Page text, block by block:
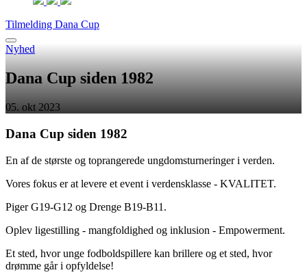
Tilmelding Dana Cup
Nyhed
Dana Cup siden 1982
05. okt 2023
Dana Cup siden 1982
En af de største og toprangerede ungdomsturneringer i verden.
Vores fokus er at levere et event i verdensklasse - KVALITET.
Piger G19-G12 og Drenge B19-B11.
Oplev ligestilling - mangfoldighed og inklusion - Empowerment.
Et sted, hvor unge fodboldspillere kan brillere og et sted, hvor
drømme går i opfyldelse!